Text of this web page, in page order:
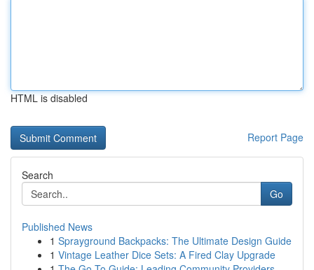
HTML is disabled
Report Page
Search
Go
Published News
1 Sprayground Backpacks: The Ultimate Design Guide
1 Vintage Leather Dice Sets: A Fired Clay Upgrade